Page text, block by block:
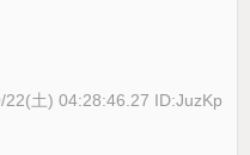
22(土) 04:28:46.27 ID:JuzKp